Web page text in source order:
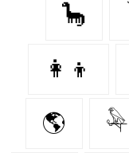
🦕
👩‍👦
🌎 𓅆